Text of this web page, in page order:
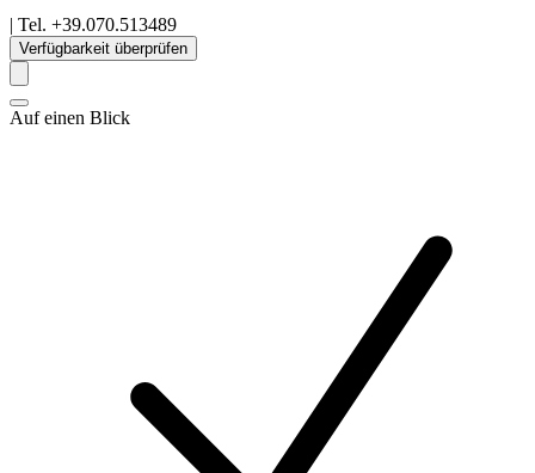
| Tel. +39.070.513489
Verfügbarkeit überprüfen
Auf einen Blick